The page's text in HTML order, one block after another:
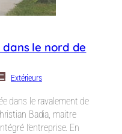
le nord de
Extérieurs
dans le ravalement de
Badia, maitre
l’entreprise. En